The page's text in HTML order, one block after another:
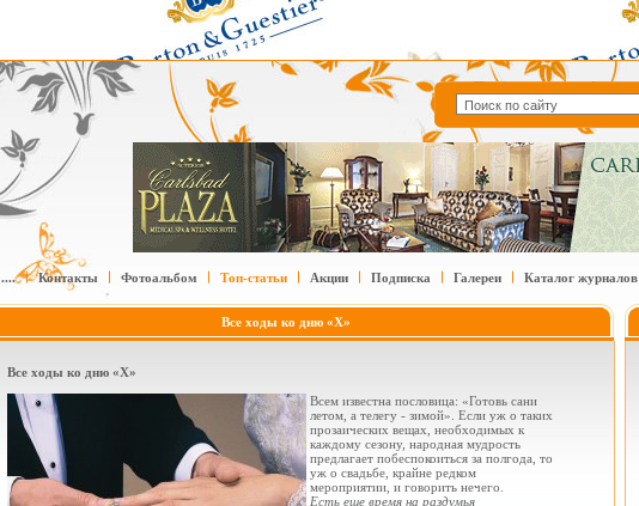
.... Контакты Фотоальбом Топ-статьи Акции Подписка Галереи Каталог журналов
Все ходы ко дню «Х»
Все ходы ко дню «Х»
Всем известна пословица: «Готовь сани
летом, а телегу - зимой». Если уж о таких
прозаических вещах, необходимых к
каждому сезону, народная мудрость
предлагает побеспокоиться за полгода, то
уж о свадьбе, крайне редком
мероприятии, и говорить нечего.
Есть еще время на раздумья